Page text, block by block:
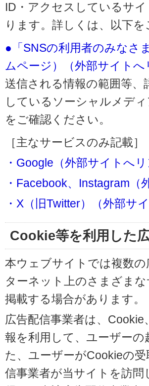
ID・アクセスしているサ
ります。詳しくは、以下
●「SNSの利用者のみなさ
ムページ）（外部サイトへ
送信される情報の範囲等
しているソーシャルメデ
をご確認ください。
［主なサービスのみ記載］
・Google（外部サイトへリ
・Facebook、Instagram
・X（旧Twitter）（外部サ
Cookie等を利用した
本ウェブサイトでは複数
ターネット上のさまざま
掲載する場合があります。
広告配信事業者は、
報を利用して、ユーザー
た、ユーザーがCookieの
信事業者が当サイトを訪